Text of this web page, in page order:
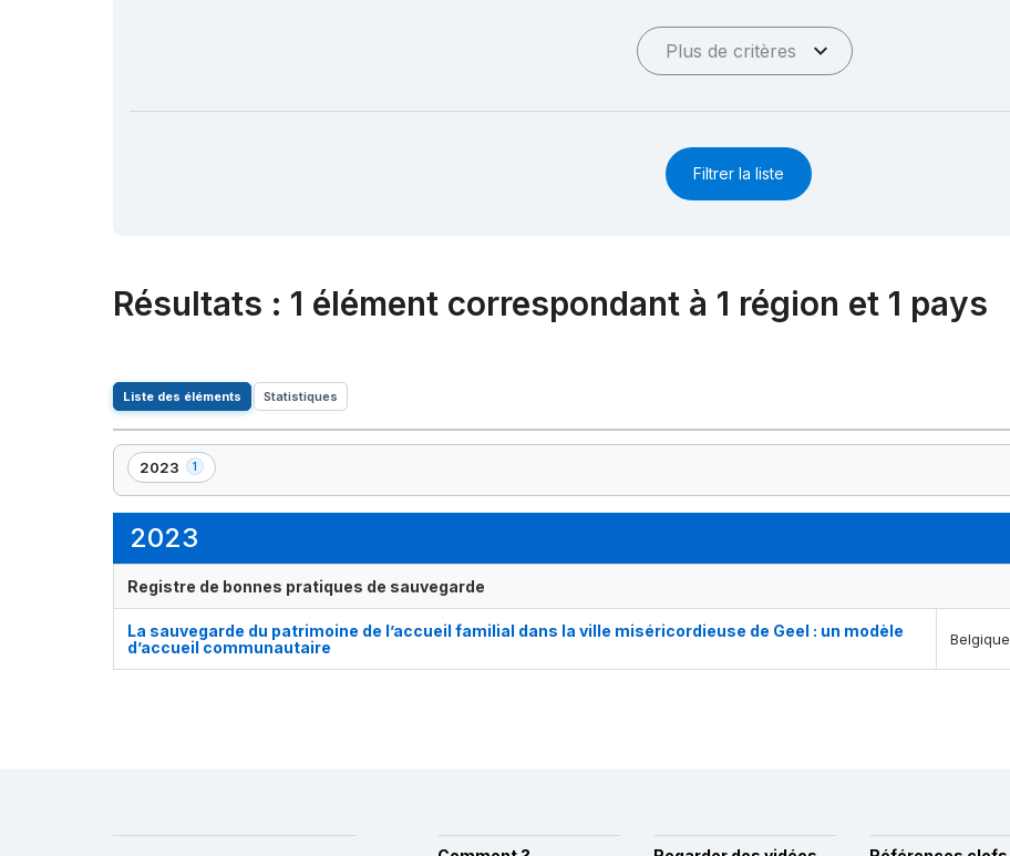
Plus de critères
Filtrer la liste
Résultats : 1 élément correspondant à 1 région et 1 pays
Liste des éléments Statistiques
2023 1
,
1
2023
Registre de bonnes pratiques de sauvegarde
La sauvegarde du patrimoine de l’accueil familial dans la ville miséricordieuse de Geel : un modèle
d’accueil communautaire
Belgique